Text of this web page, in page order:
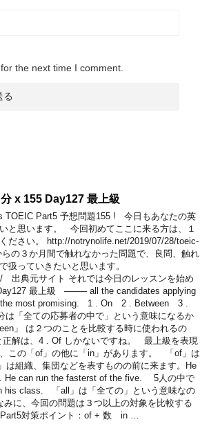
the next time I comment.
x 155 Day127 最上級
TOEIC Part5 予想問題155 ! 今日もあなたの英
と思います。 今回初めてここに来る方は、１
ださい。 http://notrynolife.net/2019/07/28/toeic-
の３か月間で触れなかった問題で、良問、触れ
扱っていきたいと思います。
出典元サイト それでは今日のレッスンを始め
最上級 ——– all the candidates applying
the most promising. 1 . On 2 . Between 3 .
全ての応募者の中で」という意味になるか
」 は２つのことを比較する時に使われるの
解は、4 . Of しかないですね。 最上級を表現
この「of」の他に「in」があります。 「of」は
は組織、集団などを表すものの前に来ます。He
He can run the fasterst of the five. 5人の中で
his class. 「all」は「全ての」という意味なの
に、今回の問題は３つ以上の対象を比較する
対策ポイント：of + 数 in …